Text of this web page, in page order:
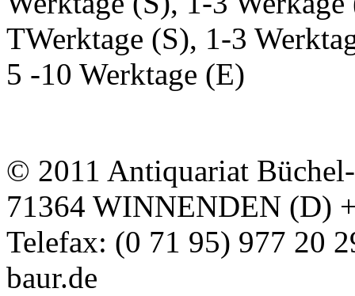
TWerktage (S), 1-3
5 -10 Werktage (E)
© 2011 Antiquariat
71364 WINNENDEN (D)
Telefax: (0 71 95) 977 20
baur.de